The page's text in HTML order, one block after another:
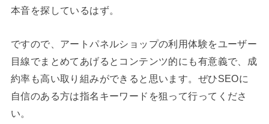
本音を探しているはず。
ですので、アートパネルショップの利用体験をユーザー
目線でまとめてあげるとコンテンツ的にも有意義で、成
約率も高い取り組みができると思います。ぜひSEOに
自信のある方は指名キーワードを狙って行ってくださ
い。